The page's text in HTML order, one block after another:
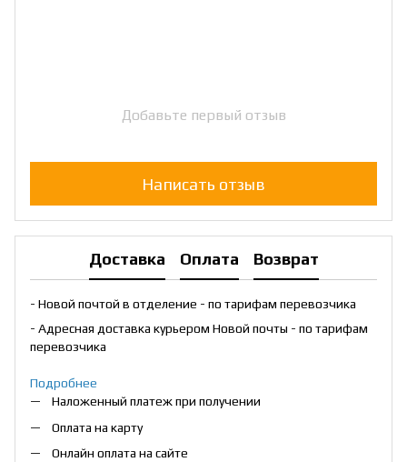
Добавьте первый отзыв
Написать отзыв
Доставка Оплата Возврат
- Новой почтой в отделение - по тарифам перевозчика
- Адресная доставка курьером Новой почты - по тарифам
перевозчика
Подробнее
Наложенный платеж при получении
Оплата на карту
Онлайн оплата на сайте